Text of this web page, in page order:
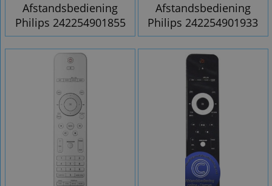
Afstandsbediening
Philips 242254901855
Afstandsbediening
Philips 242254901933